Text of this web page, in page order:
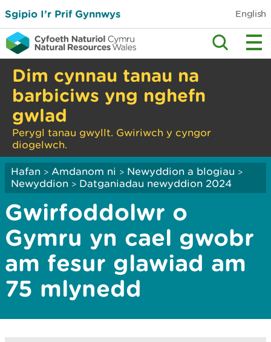
Sgipio I’r Prif Gynnwys English
Dim cynnau tanau na
barbiciws yng nghefn
gwlad
Perygl tanau gwyllt. Gwiriwch y cyngor
diogelwch.
Hafan > Amdanom ni > Newyddion a blogiau >
Newyddion > Datganiadau newyddion 2024
Gwirfoddolwr o
Gymru yn cael gwobr
am fesur glawiad am
75 mlynedd